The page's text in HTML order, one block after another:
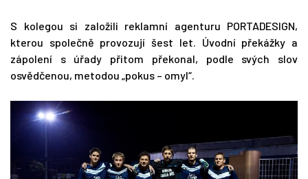
S kolegou si založili reklamní agenturu PORTADESIGN,
kterou společně provozují šest let. Úvodní překážky a
zápolení s úřady přitom překonal, podle svých slov
osvědčenou, metodou „pokus – omyl“.